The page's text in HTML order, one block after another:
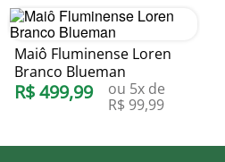
Maiô Fluminense Loren
Branco Blueman
R$499,99 ou 5x de
R$ 99,99